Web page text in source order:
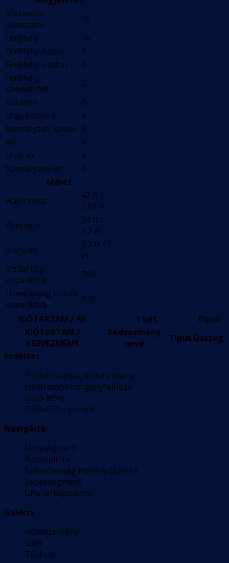
Maximális
utasszám
10
Férőhely
10
Férőhely: kabin
8
Férőhely: szalon
0
Férőhely:
személyzet
2
Kabinok
6
Utas kabinok
4
Személyzeti kabin
2
WC
4
Utas wc
4
Személyzeti wc
0
Méret
Hajóhossz
42 ft /
12.6 m
Orrsugár
24 ft /
7.2 m
Merülés
3.3 ft / 1
m
Víz tartály
kapacitása
700
Üzemanyag tartály
kapacitása
470
IDŐTARTAM / ÁR
1 hét
Típus
IDŐTARTAM /
KEDVEZMÉNY
Kedvezmény
neve
Típus Összeg
Fedélzet
Pilótafülke/tat, külső zuhany
Elektromos horgonyfelhúzó
Úszó létra
Pilótafülke párnák
Navigáció
Mélységmérő
Robotpilóta
Szélsebesség mérő műszerek
Sebességmérő
GPS térképplotter
Galéria
Hűtőszekrény
Sütő
Tűzhely